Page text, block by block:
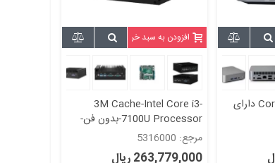
Core i7-1185G7 DDR4 دارای
افزودن به سبد خرید
3M Cache-Intel Core i3-
7100U Processor-بدون فن-
مدل kc5316
مرجع: 5316000
263,779,000 ریال